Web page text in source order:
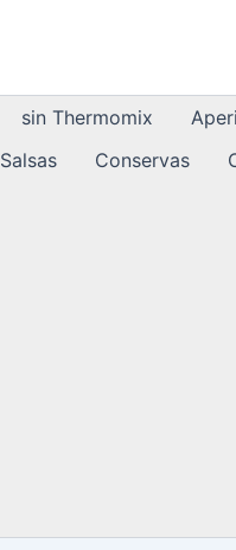
sin Thermomix
Salsas Conservas